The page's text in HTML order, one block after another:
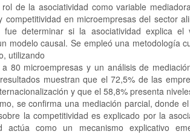
de la asociatividad como variable
competitividad en microempresas del sector
fue determinar si la asociatividad explica el
modelo causal. Se empleó una metodología
utilizando
80 microempresas y un análisis de
muestran que el 72,5% de las
y que el 58,8% presenta
se confirma una mediación parcial, donde
la competitividad es explicado por la
actúa como un mecanismo explicativo